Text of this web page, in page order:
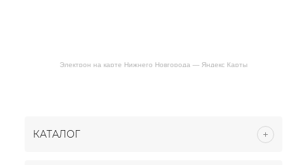
Электрон на карте Нижнего Новгорода — Яндекс Карты
КАТАЛОГ